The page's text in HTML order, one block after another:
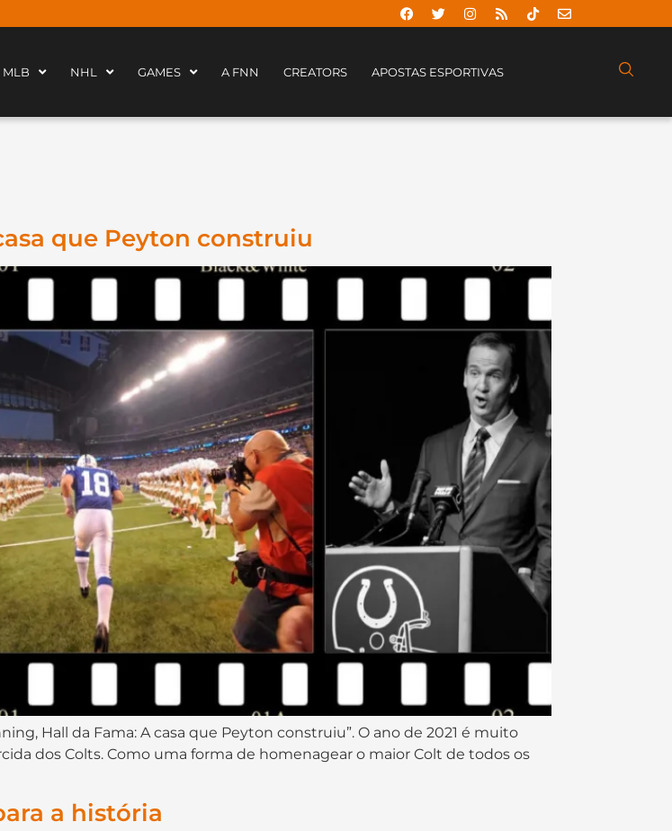
MLB NHL GAMES A FNN CREATORS APOSTAS ESPORTIVAS
que Peyton construiu
Hall da Fama: A casa que Peyton construiu”. O ano de 2021 é muito
dos Colts. Como uma forma de homenagear o maior Colt de todos os
a história